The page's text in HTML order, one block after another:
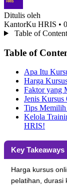
Ditulis oleh
KantorKu HRIS •
Table of
Table of
Apa Itu
Harga
Faktor yang
Jenis Kursus
Tips
Kelola
HRIS!
Key Takeaways
Harga kursus
pelatihan, durasi